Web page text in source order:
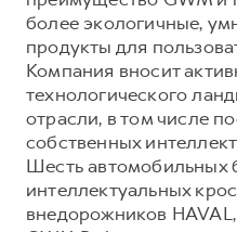
более экологичные,
продукты для
Компания вносит
технологического
отрасли, в том числе
собственных
Шесть автомобильных
интеллектуальных
внедорожников